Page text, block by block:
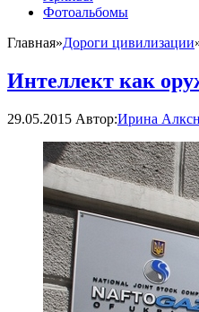
Фотоальбомы
Главная»Дороги цивилизации
Интеллект как
29.05.2015 Автор:Ирина